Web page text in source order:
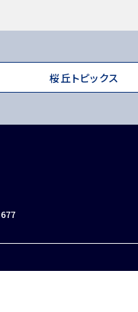
桜丘トピックス